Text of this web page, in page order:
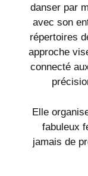
danser par
avec son
répertoires
approche
connecté
Elle
fabuleux
jamais de